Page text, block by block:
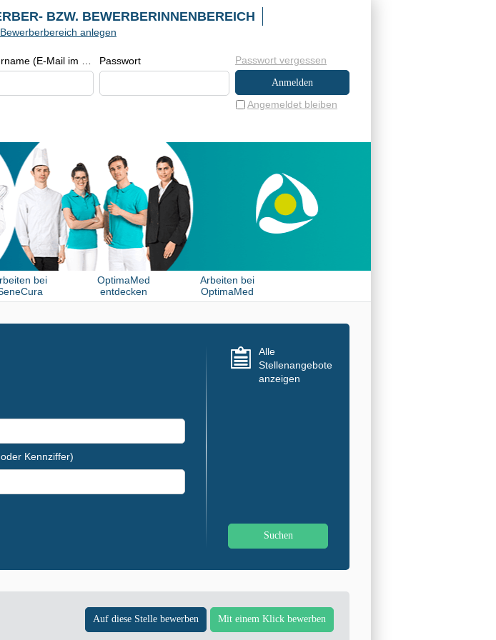
BZW. BEWERBERINNENBEREICH
Passwort
Angemeldet bleiben
Passwort vergessen
anlegen
bei
OptimaMed
entdecken
Arbeiten bei
OptimaMed
Kennziffer)
Alle
Stellenangebote
anzeigen